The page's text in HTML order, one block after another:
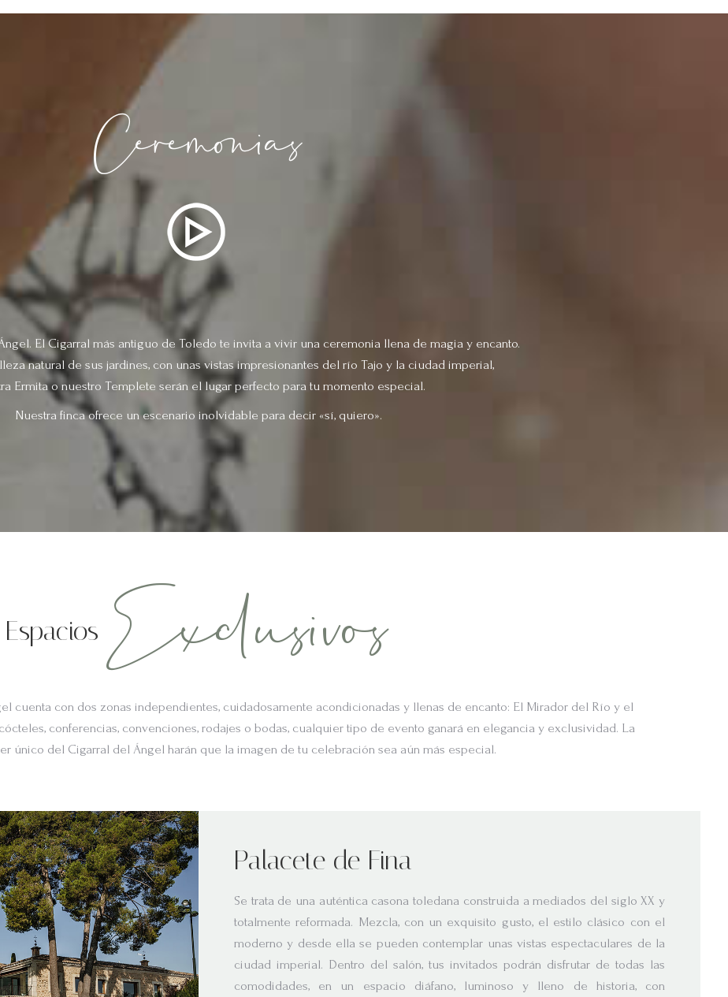
Ceremonias
El Cigarral más antiguo de Toledo te invita a vivir una ceremonia llena de magia y encanto.
natural de sus jardines, con unas vistas impresionantes del río Tajo y la ciudad imperial,
Ermita o nuestro Templete serán el lugar perfecto para tu momento especial.
Nuestra finca ofrece un escenario inolvidable para decir «sí, quiero».
Espacios Exclusivos
cuenta con dos zonas independientes, cuidadosamente acondicionadas y llenas de encanto: El Mirador del Río y el
conferencias, convenciones, rodajes o bodas, cualquier tipo de evento ganará en elegancia y exclusividad. La
único del Cigarral del Ángel harán que la imagen de tu celebración sea aún más especial.
Palacete de Fina
Se trata de una auténtica casona toledana construida a mediados del siglo XX y
totalmente reformada. Mezcla, con un exquisito gusto, el estilo clásico con el
moderno y desde ella se pueden contemplar unas vistas espectaculares de la
ciudad imperial. Dentro del salón, tus invitados podrán disfrutar de todas las
comodidades, en un espacio diáfano, luminoso y lleno de historia, con